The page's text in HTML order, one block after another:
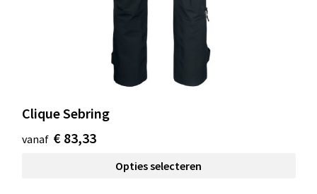
Clique Sebring
vanaf € 83,33
Opties selecteren